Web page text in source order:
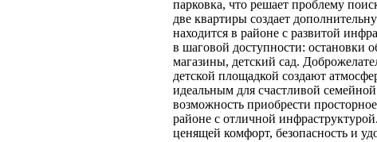
парковка, что решает проблему
две квартиры создает
находится в районе с развитой
в шаговой доступности: остановки
магазины, детский сад.
детской площадкой создают
идеальным для счастливой
возможность приобрести
районе с отличной
ценящей комфорт, безопасность и